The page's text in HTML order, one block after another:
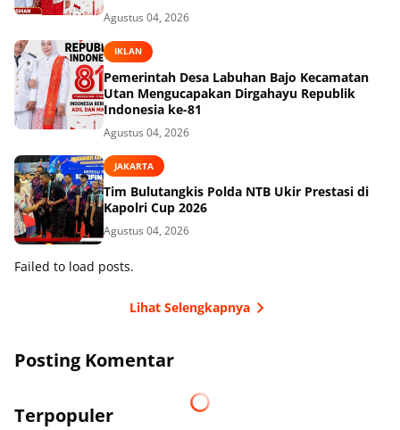
Agustus 04, 2026
IKLAN
Pemerintah Desa Labuhan Bajo Kecamatan
Utan Mengucapakan Dirgahayu Republik
Indonesia ke-81
Agustus 04, 2026
JAKARTA
Tim Bulutangkis Polda NTB Ukir Prestasi di
Kapolri Cup 2026
Agustus 04, 2026
Failed to load posts.
Lihat Selengkapnya
Posting Komentar
Terpopuler